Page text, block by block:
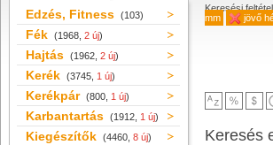
Edzés, Fitness (103)
Fék (1968, 2 új)
Hajtás (1962, 2 új)
Kerék (3745, 1 új)
Kerékpár (800, 1 új)
Karbantartás (1912, 1 új)
Kiegészítők (4460, 8 új)
Keresési
mm
jövő
Keresés